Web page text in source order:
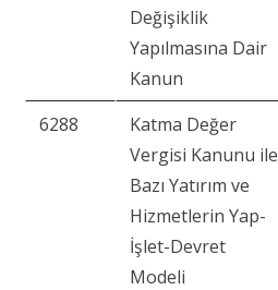
Değişiklik
Yapılmasına Dair
Kanun
6288
Katma Değer
Vergisi Kanunu ile
Bazı Yatırım ve
Hizmetlerin Yap-
İşlet-Devret
Modeli